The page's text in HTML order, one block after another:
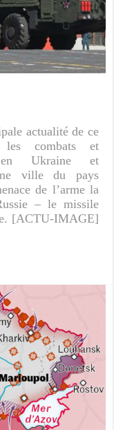
actualité de ce
combats et
en Ukraine et
ville du pays
de l’arme la
– le missile
[ACTU-IMAGE]